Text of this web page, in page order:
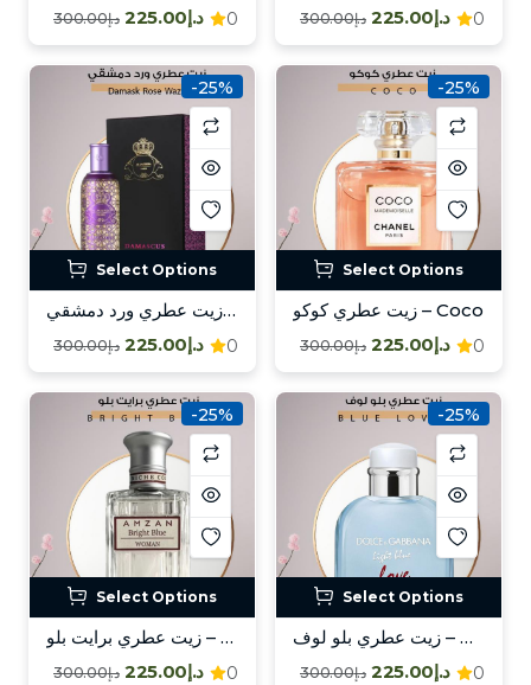
0 د.إ225.00 د.إ300.00 0 د.إ225.00 د.إ300.00
-25%
Select Options
زيت عطري ورد دمشقي – Damask Rose Wazir
0 د.إ225.00 د.إ300.00
-25%
Select Options
زيت عطري كوكو – Coco
0 د.إ225.00 د.إ300.00
-25%
Select Options
زيت عطري برايت بلو – Bright Blue
0 د.إ225.00 د.إ300.00
-25%
Select Options
زيت عطري بلو لوف – Blue Love
0 د.إ225.00 د.إ300.00